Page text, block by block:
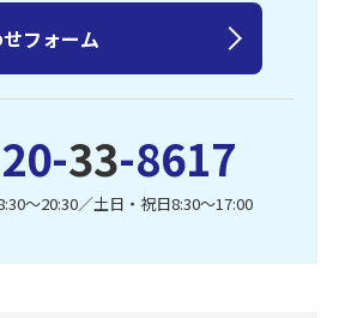
33-8617
〜20:30／土日・祝日8:30〜17:00
フォーム